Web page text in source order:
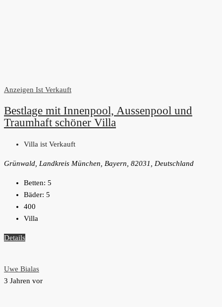
Anzeigen Ist Verkauft
Bestlage mit Innenpool, Aussenpool und
Traumhaft schöner Villa
Villa ist Verkauft
Grünwald, Landkreis München, Bayern, 82031, Deutschland
Betten: 5
Bäder: 5
400
Villa
Details
Uwe Bialas
3 Jahren vor